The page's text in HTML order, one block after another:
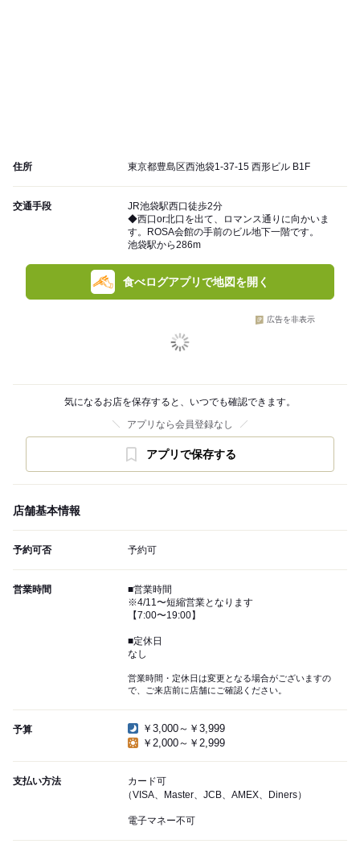
住所 東京都豊島区西池袋1-37-15 西形ビル B1F
交通手段
JR池袋駅西口徒歩2分
◆西口or北口を出て、ロマンス通りに向かいま
す。ROSA会館の手前のビル地下一階です。
池袋駅から286m
食べログアプリで地図を開く
広告を非表示
気になるお店を保存すると、いつでも確認できます。
アプリなら会員登録なし
アプリで保存する
店舗基本情報
予約可否 予約可
営業時間
■営業時間
※4/11〜短縮営業となります
【7:00〜19:00】
■定休日
なし
営業時間・定休日は変更となる場合がございますの
で、ご来店前に店舗にご確認ください。
予算
￥3,000～￥3,999
￥2,000～￥2,999
支払い方法
カード可
（VISA、Master、JCB、AMEX、Diners）
電子マネー不可